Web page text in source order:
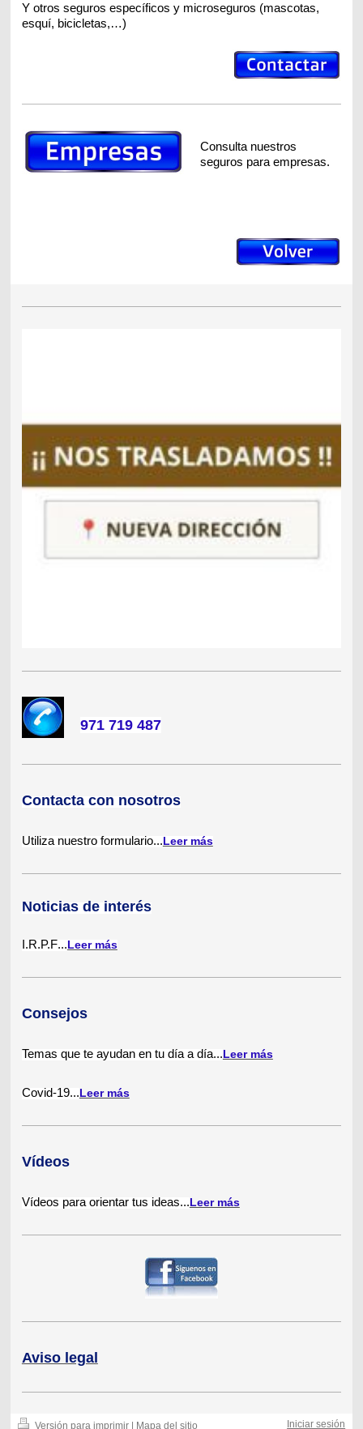
Y otros seguros específicos y microseguros (mascotas,
esquí, bicicletas,…)
Consulta nuestros
seguros para empresas.
971 719 487
Contacta con nosotros
Utiliza nuestro formulario... Leer más
Noticias de interés
I.R.P.F... Leer más
Consejos
Temas que te ayudan en tu día a día... Leer más
Covid-19... Leer más
Vídeos
Vídeos para orientar tus ideas... Leer más
Aviso legal
Versión para imprimir | Mapa del sitio Iniciar sesión